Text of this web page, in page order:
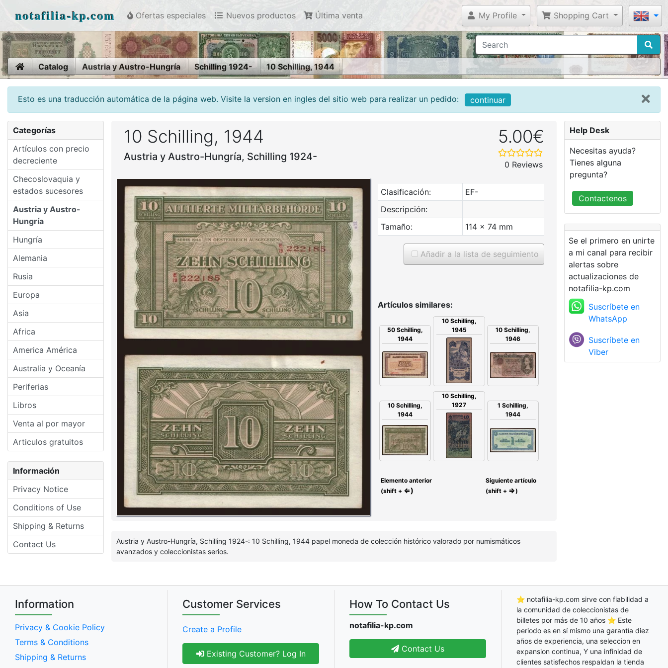
notafilia-kp.com Ofertas especiales Nuevos productos Última venta My Profile Shopping Cart
HomeCatalog Austria y Austro-Hungría Schilling 1924- 10 Schilling, 1944
Esto es una traducción automática de la página web. Visite la version en ingles del sitio web para realizar un pedido: continuar
Categorías
Artículos con precio
decreciente
Checoslovaquia y
estados sucesores
Austria y Austro-
Hungría
Hungría
Alemania
Rusia
Europa
Asia
Africa
America América
Australia y Oceanía
Periferias
Libros
Venta al por mayor
Articulos gratuitos
Información
Privacy Notice
Conditions of Use
Shipping & Returns
Contact Us
10 Schilling, 1944
Austria y Austro-Hungría, Schilling 1924-
5.00€
0 Reviews
Clasificación:
EF-
Descripción:
Tamaño:
114 x 74 mm
Añadir a la lista de seguimiento
Artículos similares:
50 Schilling,
1944
10 Schilling,
1945
10 Schilling,
1946
10 Schilling,
1944
10 Schilling,
1927
1 Schilling,
1944
Elemento anterior
(shift + ⇐)
Siguiente artículo
(shift + ⇒)
Austria y Austro-Hungría, Schilling 1924-: 10 Schilling, 1944 papel moneda de colección histórico valorado por numismáticos
avanzados y coleccionistas serios.
Help Desk
Necesitas ayuda?
Tienes alguna
pregunta?
Contactenos
Se el primero en unirte
a mi canal para recibir
alertas sobre
actualizaciones de
notafilia-kp.com
Suscríbete en
WhatsApp
Suscríbete en
Viber
Information
Privacy & Cookie Policy
Terms & Conditions
Shipping & Returns
Customer Services
Create a Profile
Existing Customer? Log In
How To Contact Us
notafilia-kp.com
Contact Us
⭐ notafilia-kp.com sirve con fiabilidad a
la comunidad de coleccionistas de
billetes por más de 10 años ⭐ Este
periodo es en sí mismo una garantía diez
años de experiencia, una seleccion en
expansion continua, Y una infinidad de
clientes satisfechos respaldan la tienda